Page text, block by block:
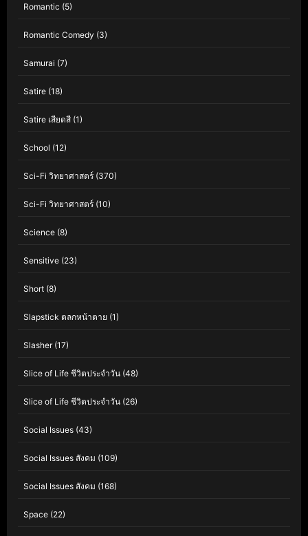
Romantic (5)
Romantic Comedy (3)
Samurai (7)
Satire (18)
Satire เสียดสี (1)
School (12)
Sci-Fi วิทยาศาสตร์ (370)
Sci-Fi วิทยาศาสตร์ (10)
Science (8)
Sensitive (23)
Short (8)
Slapstick ตลกหน้าตาย (1)
Slasher(17)
Slice of Life ชีวิตประจำวัน (48)
Slice of Life ชีวิตประจำวัน (26)
Social Issues (43)
Social Issues สังคม (109)
Social Issues สังคม (168)
Space (22)